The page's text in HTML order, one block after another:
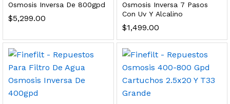
Osmosis Inversa De 800gpd
$5,299.00
Osmosis Inversa 7 Pasos
Con Uv Y Alcalino
$1,499.00
filtración, UV y contador Welltek WT-WFS-BF
Leer más
y filtración Welltek WT-WDF-30M